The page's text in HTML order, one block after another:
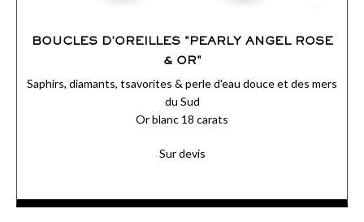
BOUCLES D'OREILLES "PEARLY ANGEL ROSE
& OR"
Saphirs, diamants, tsavorites & perle d'eau douce et des mers
du Sud
Or blanc 18 carats
Sur devis
Sur des boucles d’oreilles au cœur fleuri et printanier